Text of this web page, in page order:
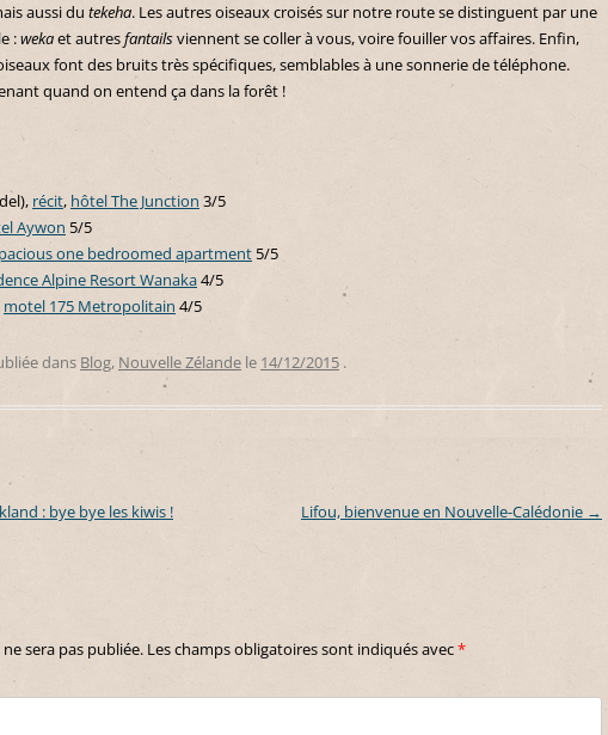
aussi du tekeha. Les autres oiseaux croisés sur notre route se distinguent par une
:wekaet autresfantailsviennent se coller à vous, voire fouiller vos affaires. Enfin,
font des bruits très spécifiques, semblables à une sonnerie de téléphone.
quand on entend ça dans la forêt !
récit, hôtel The Junction 3/5
Aywon 5/5
one bedroomed apartment 5/5
Alpine Resort Wanaka4/5
motel 175 Metropolitain 4/5
dans Blog, Nouvelle Zélande le 14/12/2015 .
: bye bye les kiwis ! Lifou, bienvenue en Nouvelle-Calédonie →
sera pas publiée. Les champs obligatoires sont indiqués avec*